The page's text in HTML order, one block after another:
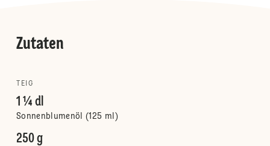
Zutaten
TEIG
1 ¼ dl
Sonnenblumenöl (125 ml)
250 g